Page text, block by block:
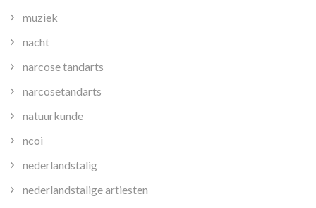
muziek
nacht
narcose tandarts
narcosetandarts
natuurkunde
ncoi
nederlandstalig
nederlandstalige artiesten